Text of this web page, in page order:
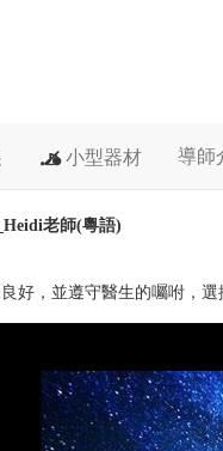
小型器材 導師
老師(粵語)
好，並遵守醫生的囑咐，